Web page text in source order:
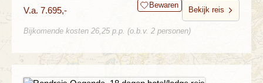
V.a. 7.695,- Bewaren
Bekijk reis
Bijkomende kosten 26,25 p.p. (o.b.v. 2 personen)